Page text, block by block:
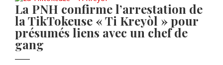
La PNH confirme l’arrestation de
la TikTokeuse « Ti Kreyòl » pour
présumés liens avec un chef de
gang